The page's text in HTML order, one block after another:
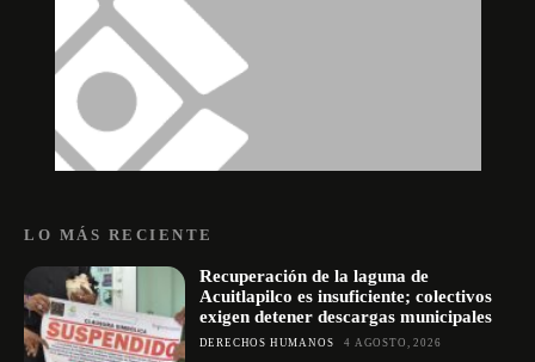
LO MÁS RECIENTE
Recuperación de la laguna de
Acuitlapilco es insuficiente; colectivos
exigen detener descargas municipales
DERECHOS HUMANOS 4 AGOSTO, 2026